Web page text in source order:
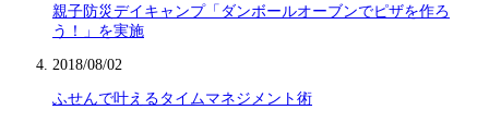
親子防災デイキャンプ「ダンボールオーブンでピザを作ろ
う！」を実施
2018/08/02
ふせんで叶えるタイムマネジメント術